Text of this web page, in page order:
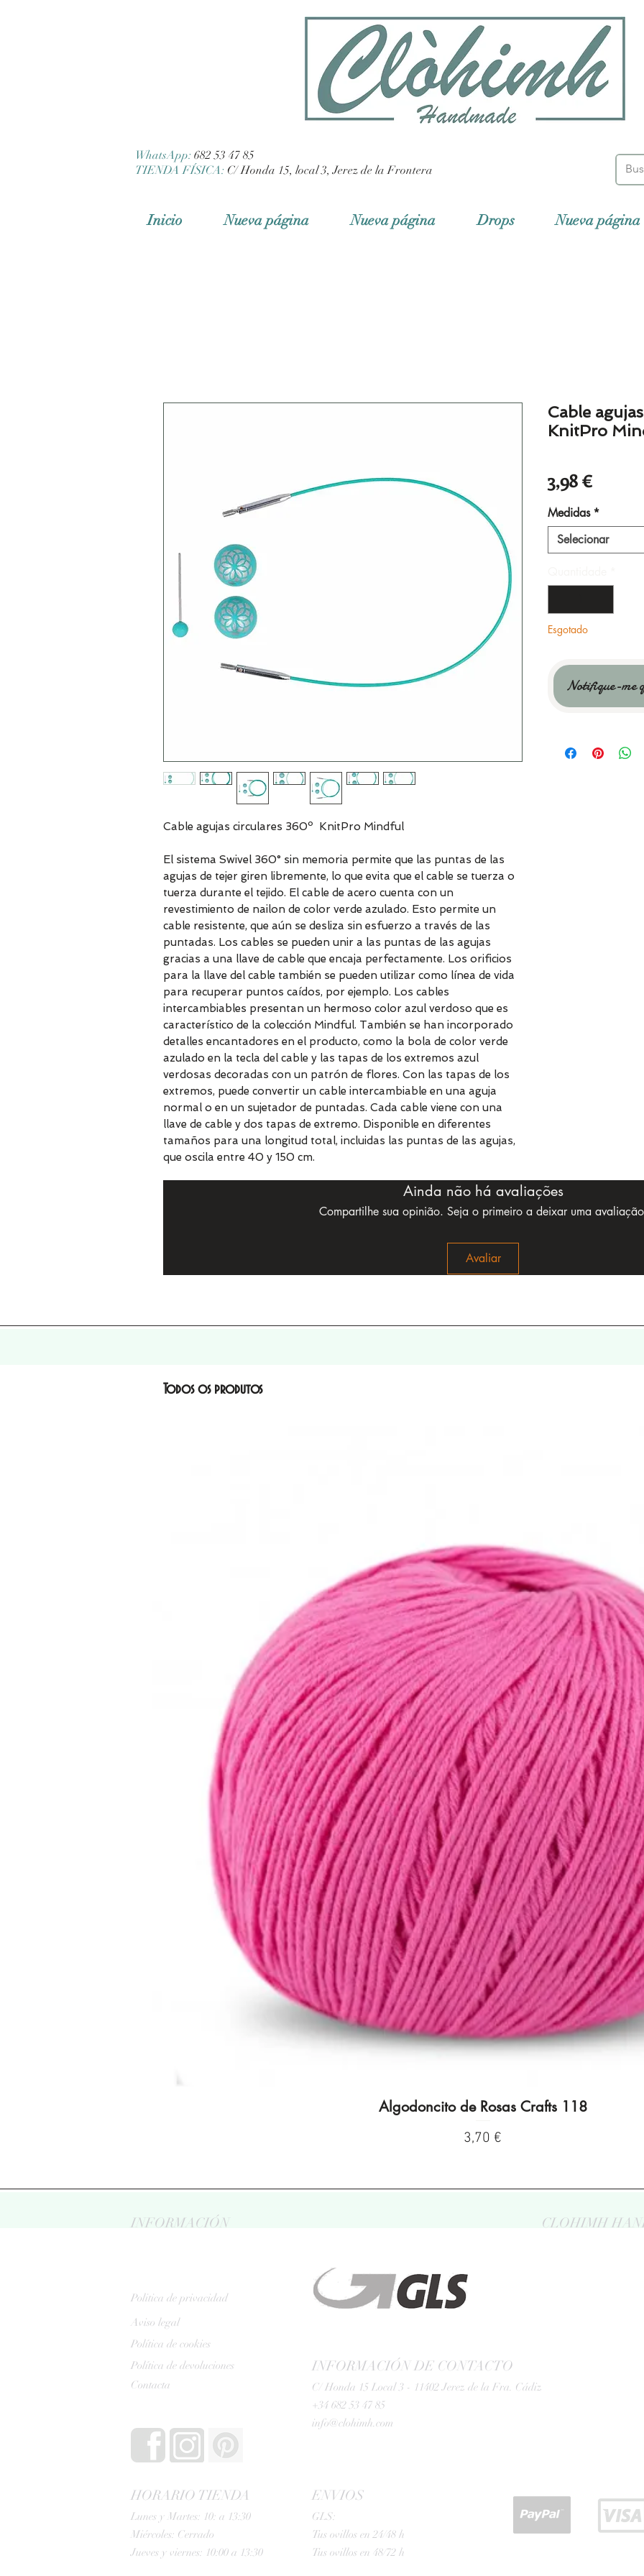
WhatsApp: 682 53 47 85
TIENDA FÍSICA: C/ Honda 15, local 3, Jerez de la Frontera
Inicio Nueva página Nueva página Drops Nueva página
Cable agujas circulares 360º KnitPro Mindful
El sistema Swivel 360° sin memoria permite que las puntas de las
agujas de tejer giren libremente, lo que evita que el cable se tuerza o
tuerza durante el tejido. El cable de acero cuenta con un
revestimiento de nailon de color verde azulado. Esto permite un
cable resistente, que aún se desliza sin esfuerzo a través de las
puntadas. Los cables se pueden unir a las puntas de las agujas
gracias a una llave de cable que encaja perfectamente. Los orificios
para la llave del cable también se pueden utilizar como línea de vida
para recuperar puntos caídos, por ejemplo. Los cables
intercambiables presentan un hermoso color azul verdoso que es
característico de la colección Mindful. También se han incorporado
detalles encantadores en el producto, como la bola de color verde
azulado en la tecla del cable y las tapas de los extremos azul
verdosas decoradas con un patrón de flores. Con las tapas de los
extremos, puede convertir un cable intercambiable en una aguja
normal o en un sujetador de puntadas. Cada cable viene con una
llave de cable y dos tapas de extremo. Disponible en diferentes
tamaños para una longitud total, incluidas las puntas de las agujas,
que oscila entre 40 y 150 cm.
Cable
KnitPro
3,98 €
Medidas *
Selecionar
Esgotado
Notifique-me
Ainda não há avaliações
Compartilhe sua opinião. Seja o primeiro a deixar uma
Avaliar
Todos os produtos
Visualização rápida
Algodoncito de Rosas Crafts 118
Preço
3,70 €
INFORMACIÓN CLOHIMH
Politica de privacidad
Aviso legal
Política de cookies
Política de devoluciones
Contacta
INFORMACIÓN DE CONTACTO
C/ Honda 15 Local 3 - 11402 Jerez de la Fra. Cádiz
+34 682 53 47 85
info@clohimh.com
HORARIO TIENDA
Lunes y Martes: 10: a 13:30
Miércoles: Cerrado
Jueves y viernes: 10:00 a 13:30
ENVIOS
GLS:
Tus ovillos en 24/48 h
Tus ovillos en 48/72 h